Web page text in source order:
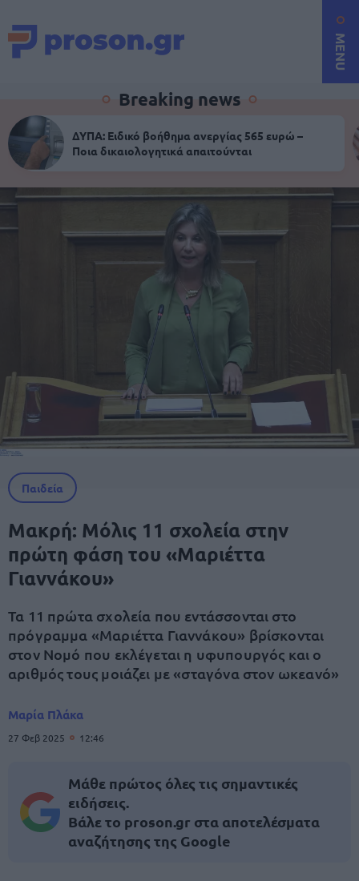
MENU
Breaking news
ΔΥΠΑ: Ειδικό βοήθημα ανεργίας 565 ευρώ –
Ποια δικαιολογητικά απαιτούνται
Παιδεία
Μακρή: Μόλις 11 σχολεία στην
πρώτη φάση του «Μαριέττα
Γιαννάκου»
Τα 11 πρώτα σχολεία που εντάσσονται στο
πρόγραμμα «Μαριέττα Γιαννάκου» βρίσκονται
στον Νομό που εκλέγεται η υφυπουργός και ο
αριθμός τους μοιάζει με «σταγόνα στον ωκεανό»
Μαρία Πλάκα
27 Φεβ 2025 12:46
Μάθε πρώτος όλες τις σημαντικές
ειδήσεις.
Βάλε το proson.gr στα αποτελέσματα
αναζήτησης της Google